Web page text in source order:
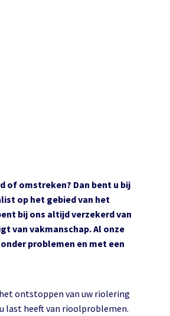
of omstreken? Dan bent u bij
op het gebied van het
bij ons altijd verzekerd van
van vakmanschap. Al onze
problemen en met een
ontstoppen van uw riolering
last heeft van rioolproblemen.